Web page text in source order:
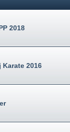
2018
Karate 2016